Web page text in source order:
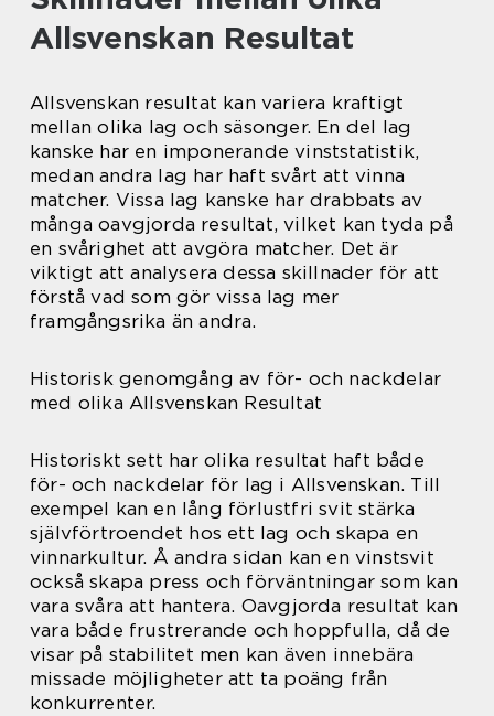
Allsvenskan Resultat
Allsvenskan resultat kan variera kraftigt
mellan olika lag och säsonger. En del lag
kanske har en imponerande vinststatistik,
medan andra lag har haft svårt att vinna
matcher. Vissa lag kanske har drabbats av
många oavgjorda resultat, vilket kan tyda på
en svårighet att avgöra matcher. Det är
viktigt att analysera dessa skillnader för att
förstå vad som gör vissa lag mer
framgångsrika än andra.
Historisk genomgång av för- och nackdelar
med olika Allsvenskan Resultat
Historiskt sett har olika resultat haft både
för- och nackdelar för lag i Allsvenskan. Till
exempel kan en lång förlustfri svit stärka
självförtroendet hos ett lag och skapa en
vinnarkultur. Å andra sidan kan en vinstsvit
också skapa press och förväntningar som kan
vara svåra att hantera. Oavgjorda resultat kan
vara både frustrerande och hoppfulla, då de
visar på stabilitet men kan även innebära
missade möjligheter att ta poäng från
konkurrenter.